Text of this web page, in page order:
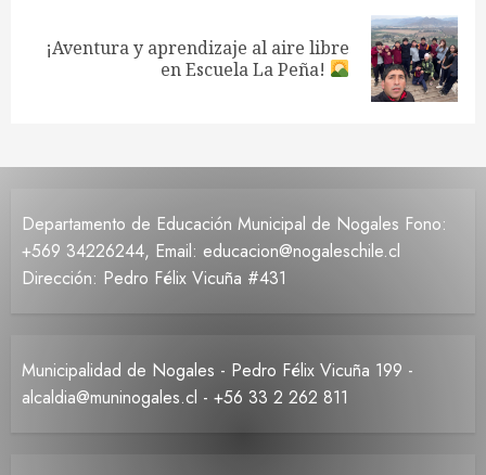
Siguiente
¡Aventura y aprendizaje al aire libre
en Escuela La Peña!
Departamento de Educación Municipal de Nogales Fono:
+569 34226244, Email: educacion@nogaleschile.cl
Dirección: Pedro Félix Vicuña #431
Municipalidad de Nogales - Pedro Félix Vicuña 199 -
alcaldia@muninogales.cl - +56 33 2 262 811